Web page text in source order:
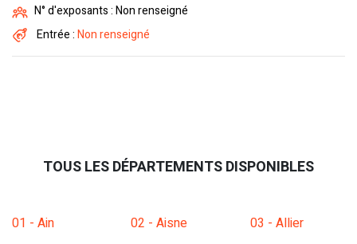
N° d'exposants : Non renseigné
Entrée :Non renseigné
TOUS LES DÉPARTEMENTS DISPONIBLES
01 - Ain 02 - Aisne
03 - Allier